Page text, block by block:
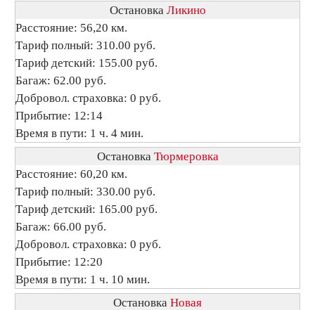
Остановка Ликино
Расстояние: 56,20 км.
Тариф полный: 310.00 руб.
Тариф детский: 155.00 руб.
Багаж: 62.00 руб.
Добровол. страховка: 0 руб.
Прибытие: 12:14
Время в пути: 1 ч. 4 мин.
Остановка Тюрмеровка
Расстояние: 60,20 км.
Тариф полный: 330.00 руб.
Тариф детский: 165.00 руб.
Багаж: 66.00 руб.
Добровол. страховка: 0 руб.
Прибытие: 12:20
Время в пути: 1 ч. 10 мин.
Остановка Новая